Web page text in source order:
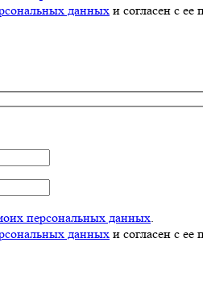
данных и согласен с
персональных данных
данных и согласен с ее